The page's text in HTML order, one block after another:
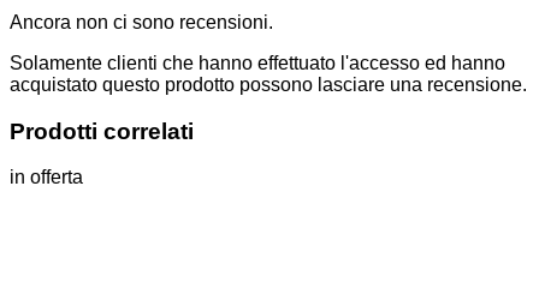
Ancora non ci sono recensioni.
Solamente clienti che hanno effettuato l'accesso ed hanno
acquistato questo prodotto possono lasciare una recensione.
Prodotti correlati
in offerta